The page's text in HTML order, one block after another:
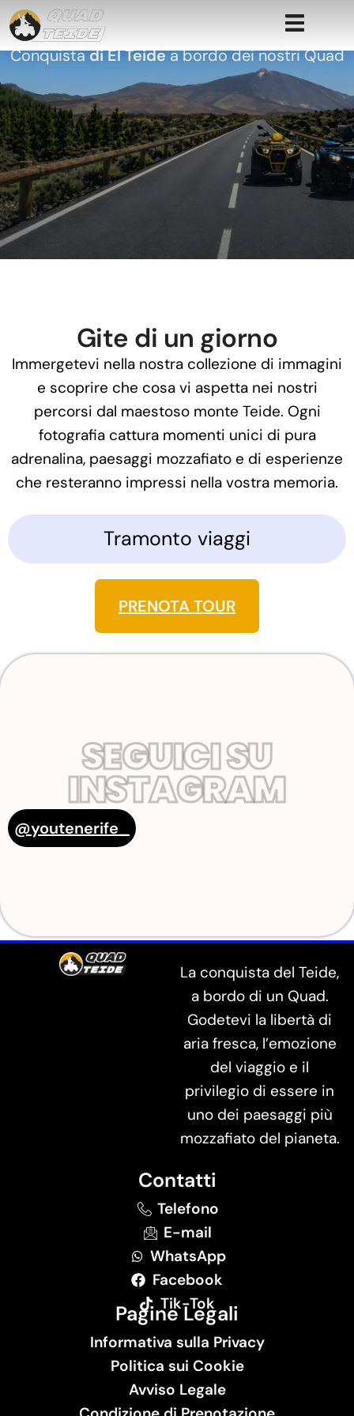
GALLERIA DI IMMAGINI
Conquistadi El Teidea bordo dei nostri Quad
Tramonto viaggi
Gite di un giorno
Immergetevi nella nostra collezione di immagini
e scoprire che cosa vi aspetta nei nostri
percorsi dal maestoso monte Teide. Ogni
fotografia cattura momenti unici di pura
adrenalina, paesaggi mozzafiato e di esperienze
che resteranno impressi nella vostra memoria.
PRENOTA TOUR
SEGUICI SU
INSTAGRAM
@youtenerife_
La conquista del Teide,
a bordo di un Quad.
Godetevi la libertà di
aria fresca, l’emozione
del viaggio e il
privilegio di essere in
uno dei paesaggi più
mozzafiato del pianeta.
Contatti
Telefono
E-mail
WhatsApp
Facebook
Tik-Tok
Pagine Legali
Informativa sulla Privacy
Politica sui Cookie
Avviso Legale